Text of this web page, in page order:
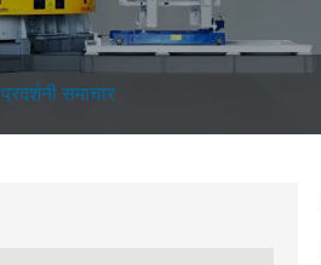
प्रदर्शनी समाचार